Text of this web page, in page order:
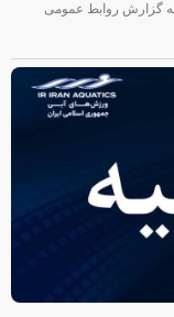
گزارش روابط عمومی